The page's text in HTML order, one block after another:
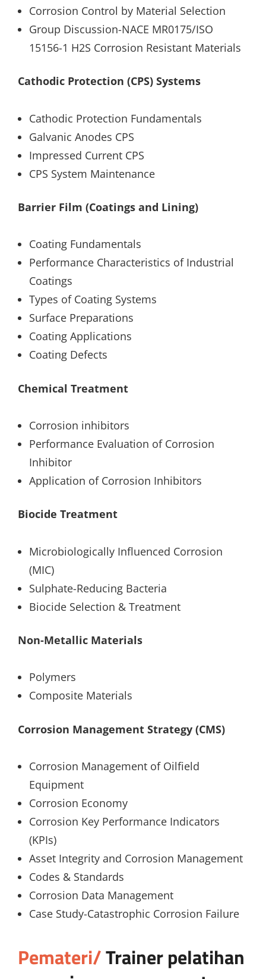
Corrosion Control by Material Selection
Group Discussion-NACE MR0175/ISO
15156-1 H2S Corrosion Resistant Materials
Cathodic Protection (CPS) Systems
Cathodic Protection Fundamentals
Galvanic Anodes CPS
Impressed Current CPS
CPS System Maintenance
Barrier Film (Coatings and Lining)
Coating Fundamentals
Performance Characteristics of Industrial
Coatings
Types of Coating Systems
Surface Preparations
Coating Applications
Coating Defects
Chemical Treatment
Corrosion inhibitors
Performance Evaluation of Corrosion
Inhibitor
Application of Corrosion Inhibitors
Biocide Treatment
Microbiologically Influenced Corrosion
(MIC)
Sulphate-Reducing Bacteria
Biocide Selection & Treatment
Non-Metallic Materials
Polymers
Composite Materials
Corrosion Management Strategy (CMS)
Corrosion Management of Oilfield
Equipment
Corrosion Economy
Corrosion Key Performance Indicators
(KPIs)
Asset Integrity and Corrosion Management
Codes & Standards
Corrosion Data Management
Case Study-Catastrophic Corrosion Failure
Pemateri/Trainerpelatihan